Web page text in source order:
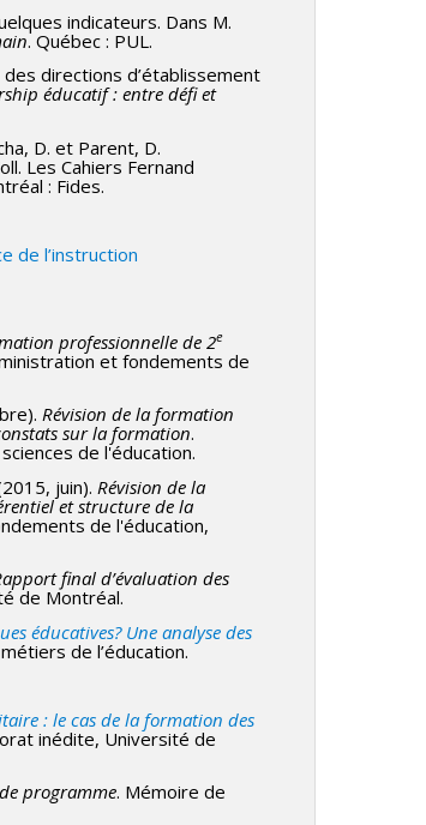
indicateurs. Dans M.
. Québec : PUL.
directions d’établissement
éducatif : entre défi et
D. et Parent, D.
Les Cahiers Fernand
: Fides.
de l’instruction
professionnelle de 2e
et fondements de
Révision de la formation
sur la formation.
de l'éducation.
juin). Révision de la
et structure de la
de l'éducation,
final d’évaluation des
de Montréal.
éducatives? Une analyse des
de l’éducation.
: le cas de la formation des
inédite, Université de
programme. Mémoire de